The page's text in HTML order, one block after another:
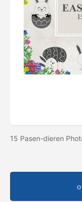
15 Pasen-dieren